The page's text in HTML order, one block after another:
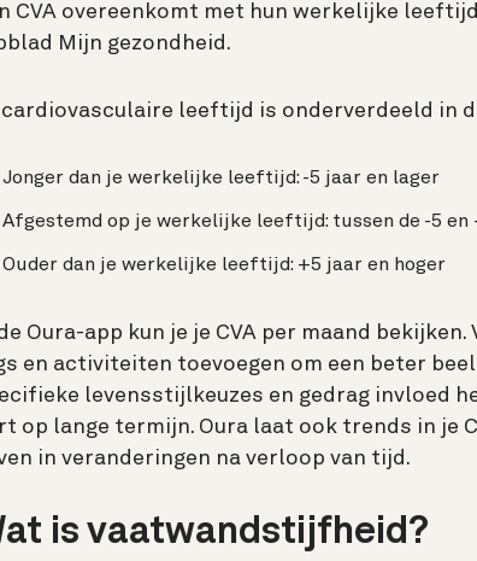
CVA overeenkomt met hun werkelijke
Mijn gezondheid.
cardiovasculaire leeftijd is onderverdeeld in
Jonger dan je werkelijke leeftijd: -5 jaar en lager
Afgestemd op je werkelijke leeftijd: tussen de -5 en
Ouder dan je werkelijke leeftijd: +5 jaar en hoger
de Oura-app kun je je CVA per maand
en activiteiten toevoegen om een beter
levensstijlkeuzes en gedrag invloed
op lange termijn. Oura laat ook trends in je
in veranderingen na verloop van tijd.
is vaatwandstijfheid?